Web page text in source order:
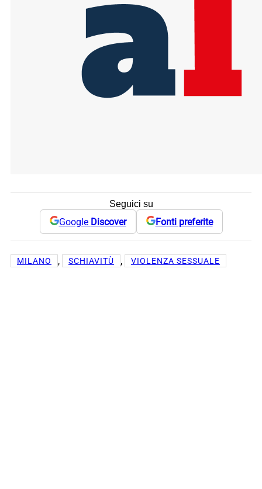
Seguici su
Google Discover Fonti preferite
MILANO , SCHIAVITÙ , VIOLENZA SESSUALE